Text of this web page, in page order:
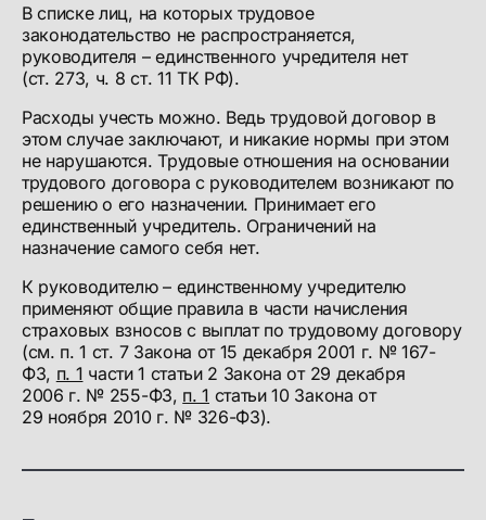
В списке лиц, на которых трудовое
законодательство не распространяется,
руководителя – единственного учредителя нет
(ст. 273, ч. 8 ст. 11 ТК РФ).
Расходы учесть можно. Ведь трудовой договор в
этом случае заключают, и никакие нормы при этом
не нарушаются. Трудовые отношения на основании
трудового договора с руководителем возникают по
решению о его назначении. Принимает его
единственный учредитель. Ограничений на
назначение самого себя нет.
К руководителю – единственному учредителю
применяют общие правила в части начисления
страховых взносов с выплат по трудовому договору
(см. п. 1 ст. 7 Закона от 15 декабря 2001 г. № 167-
ФЗ, п. 1 части 1 статьи 2 Закона от 29 декабря
2006 г. № 255-ФЗ, п. 1 статьи 10 Закона от
29 ноября 2010 г. № 326-ФЗ).